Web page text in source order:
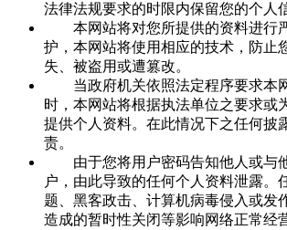
法律法规要求的时限内保留您的个人
本网站将对您所提供的资料进行
护，本网站将使用相应的技术，防止
失、被盗用或遭篡改。
当政府机关依照法定程序要求本
时，本网站将根据执法单位之要求或
提供个人资料。在此情况下之任何披
责。
由于您将用户密码告知他人或与
户，由此导致的任何个人资料泄露。
题、黑客政击、计算机病毒侵入或发
造成的暂时性关闭等影响网络正常经